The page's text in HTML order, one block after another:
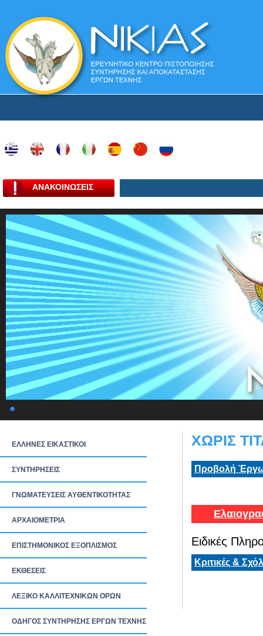
ΑΝΑΚΟΙΝΩΣΕΙΣ
ΕΛΛΗΝΕΣ ΕΙΚΑΣΤΙΚΟΙ
ΣΥΝΤΗΡΗΣΕΙΣ
ΓΝΩΜΑΤΕΥΣΕΙΣ ΑΥΘΕΝΤΙΚΟΤΗΤΑΣ
ΑΡΧΑΙΟΜΕΤΡΙΑ
ΕΠΙΣΤΗΜΟΝΙΚΟΣ ΕΞΟΠΛΙΣΜΟΣ
ΕΚΘΕΣΕΙΣ
ΛΕΞΙΚΟ ΚΑΛΛΙΤΕΧΝΙΚΩΝ ΟΡΩΝ
ΟΔΗΓΟΣ ΣΥΝΤΗΡΗΣΗΣ ΕΡΓΩΝ ΤΕΧΝΗΣ
ΧΩΡΙΣ
Προβολή
Ειδικές
Κριτικές &